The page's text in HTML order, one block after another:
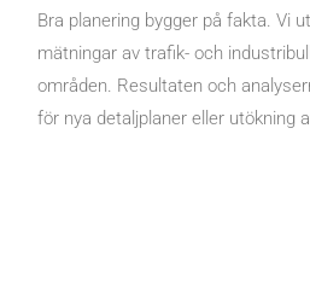
Bra planering bygger på fakta. Vi
mätningar av trafik- och
områden. Resultaten och
för nya detaljplaner eller utökning